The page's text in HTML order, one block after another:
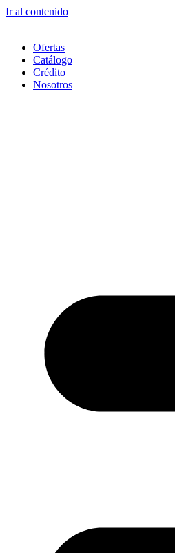
Ir al contenido
Ofertas
Catálogo
Crédito
Nosotros